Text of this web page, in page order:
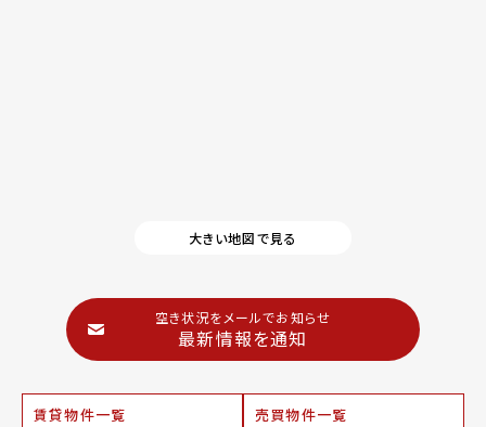
大きい地図で見る
空き状況をメールでお知らせ
最新情報を通知
賃貸物件一覧 売買物件一覧